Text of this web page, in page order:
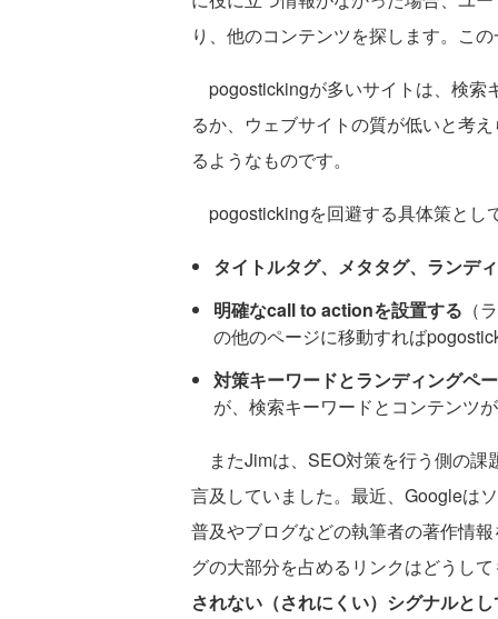
り、他のコンテンツを探します。こ
pogostickingが多いサイトは、検索
るか、ウェブサイトの質が低いと考
るようなものです。
pogostickingを回避する具体策とし
タイトルタグ、メタタグ、ランデ
明確なcall to actionを設置する （
の他のページに移動すれば
対策キーワードとランディングペ
が、検索キーワードとコンテンツ
またJimは、SEO対策を行う側の課
言及していました。最近、Googleは
普及やブログなどの執筆者の著作情
グの大部分を占めるリンクはどうし
されない（されにくい）シグナルと